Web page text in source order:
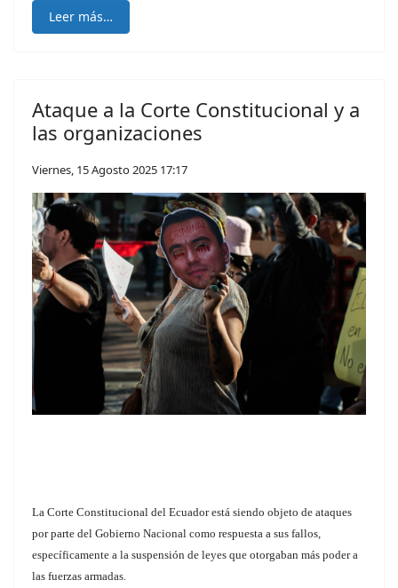
Leer más…
Ataque a la Corte Constitucional y a
las organizaciones
Viernes, 15 Agosto 2025 17:17
La Corte Constitucional del Ecuador está siendo objeto de ataques
por parte del Gobierno Nacional como respuesta a sus fallos,
específicamente a la suspensión de leyes que otorgaban más poder a
las fuerzas armadas.